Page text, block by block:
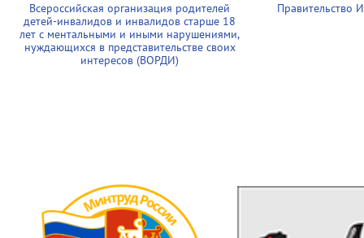
Всероссийская организация родителей
детей-инвалидов и инвалидов старше 18
лет с ментальными и иными нарушениями,
нуждающихся в представительстве своих
интересов (ВОРДИ)
Правительство